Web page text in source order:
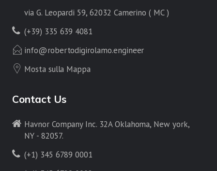
via G. Leopardi 59, 62032 Camerino ( MC )
(+39) 335 639 4081
info@robertodigirolamo.engineer
Mosta sulla Mappa
Contact Us
Havnor Company Inc. 32A Oklahoma, New york,
NY - 82057.
(+1) 345 6789 0001